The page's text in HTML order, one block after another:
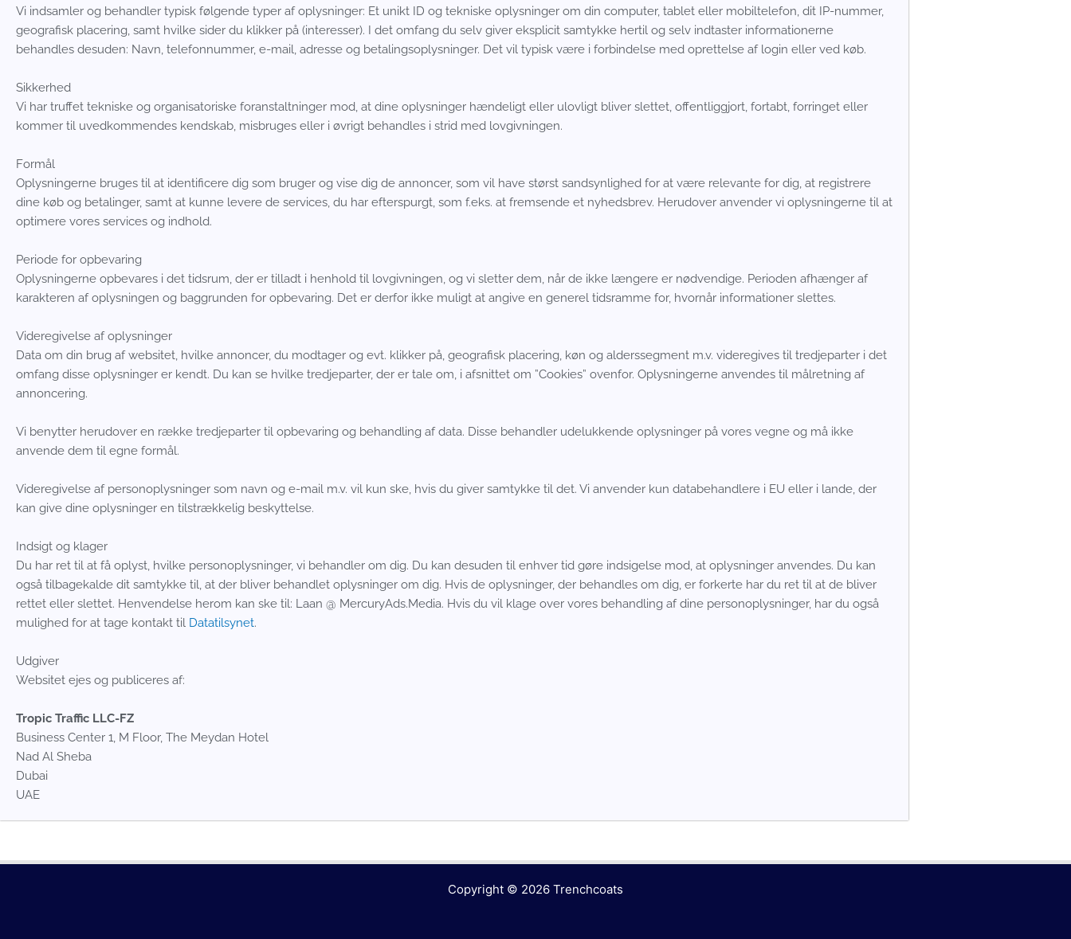
Vi indsamler og behandler typisk følgende typer af oplysninger: Et unikt ID og tekniske oplysninger om din computer, tablet eller mobiltelefon, dit IP-nummer,
geografisk placering, samt hvilke sider du klikker på (interesser). I det omfang du selv giver eksplicit samtykke hertil og selv indtaster informationerne
behandles desuden: Navn, telefonnummer, e-mail, adresse og betalingsoplysninger. Det vil typisk være i forbindelse med oprettelse af login eller ved køb.
Sikkerhed
Vi har truffet tekniske og organisatoriske foranstaltninger mod, at dine oplysninger hændeligt eller ulovligt bliver slettet, offentliggjort, fortabt, forringet eller
kommer til uvedkommendes kendskab, misbruges eller i øvrigt behandles i strid med lovgivningen.
Formål
Oplysningerne bruges til at identificere dig som bruger og vise dig de annoncer, som vil have størst sandsynlighed for at være relevante for dig, at registrere
dine køb og betalinger, samt at kunne levere de services, du har efterspurgt, som f.eks. at fremsende et nyhedsbrev. Herudover anvender vi oplysningerne til at
optimere vores services og indhold.
Periode for opbevaring
Oplysningerne opbevares i det tidsrum, der er tilladt i henhold til lovgivningen, og vi sletter dem, når de ikke længere er nødvendige. Perioden afhænger af
karakteren af oplysningen og baggrunden for opbevaring. Det er derfor ikke muligt at angive en generel tidsramme for, hvornår informationer slettes.
Videregivelse af oplysninger
Data om din brug af websitet, hvilke annoncer, du modtager og evt. klikker på, geografisk placering, køn og alderssegment m.v. videregives til tredjeparter i det
omfang disse oplysninger er kendt. Du kan se hvilke tredjeparter, der er tale om, i afsnittet om ”Cookies” ovenfor. Oplysningerne anvendes til målretning af
annoncering.
Vi benytter herudover en række tredjeparter til opbevaring og behandling af data. Disse behandler udelukkende oplysninger på vores vegne og må ikke
anvende dem til egne formål.
Videregivelse af personoplysninger som navn og e-mail m.v. vil kun ske, hvis du giver samtykke til det. Vi anvender kun databehandlere i EU eller i lande, der
kan give dine oplysninger en tilstrækkelig beskyttelse.
Indsigt og klager
Du har ret til at få oplyst, hvilke personoplysninger, vi behandler om dig. Du kan desuden til enhver tid gøre indsigelse mod, at oplysninger anvendes. Du kan
også tilbagekalde dit samtykke til, at der bliver behandlet oplysninger om dig. Hvis de oplysninger, der behandles om dig, er forkerte har du ret til at de bliver
rettet eller slettet. Henvendelse herom kan ske til: Laan @ MercuryAds.Media. Hvis du vil klage over vores behandling af dine personoplysninger, har du også
mulighed for at tage kontakt til Datatilsynet.
Udgiver
Websitet ejes og publiceres af:
Tropic Traffic LLC-FZ
Business Center 1, M Floor, The Meydan Hotel
Nad Al Sheba
Dubai
UAE
Copyright © 2026 Trenchcoats